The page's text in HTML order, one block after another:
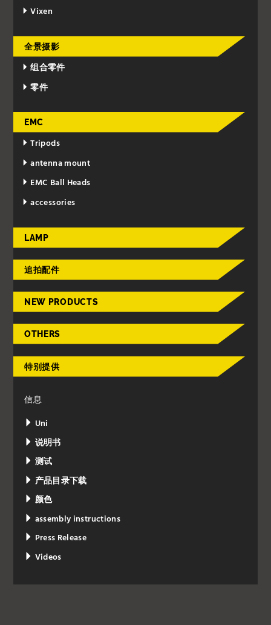
Vixen
全景摄影
组合零件
零件
EMC
Tripods
antenna mount
EMC Ball Heads
accessories
LAMP
追拍配件
NEW PRODUCTS
OTHERS
特别提供
信息
Uni
说明书
测试
产品目录下载
颜色
assembly instructions
Press Release
Videos